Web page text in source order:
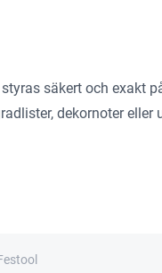
säkert och exakt
dekornoter eller